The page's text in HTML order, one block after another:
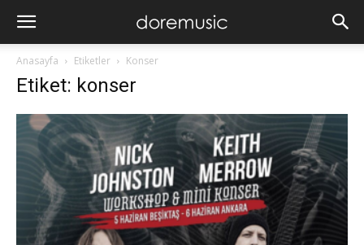
Anasayfa Etiketler Konser
Etiket: konser